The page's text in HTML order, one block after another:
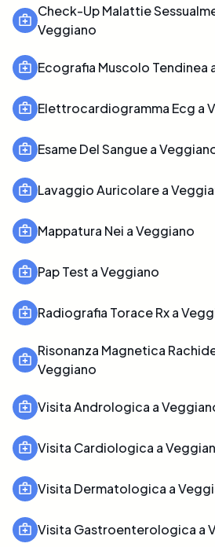
Check-Up Malattie
Veggiano
Ecografia Muscolo Tendinea
Elettrocardiogramma Ecg a
Esame Del Sangue a
Lavaggio Auricolare a
Mappatura Nei a Veggiano
Pap Test a Veggiano
Radiografia Torace Rx a
Risonanza Magnetica
Veggiano
Visita Andrologica a
Visita Cardiologica a
Visita Dermatologica a
Visita Gastroenterologica a